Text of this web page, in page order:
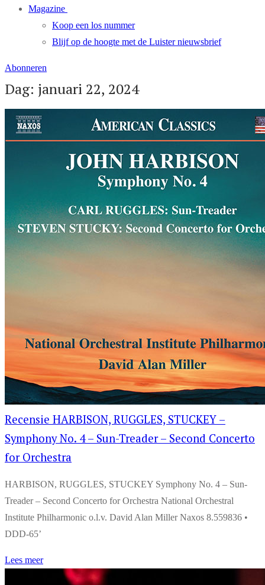
Magazine
Koop een los nummer
Blijf op de hoogte met de Luister nieuwsbrief
Abonneren
Dag: januari 22, 2024
Recensie HARBISON, RUGGLES, STUCKEY –
Symphony No. 4 – Sun-Treader – Second Concerto
for Orchestra
HARBISON, RUGGLES, STUCKEY Symphony No. 4 – Sun-
Treader – Second Concerto for Orchestra National Orchestral
Institute Philharmonic o.l.v. David Alan Miller Naxos 8.559836 •
DDD-65’
Lees meer